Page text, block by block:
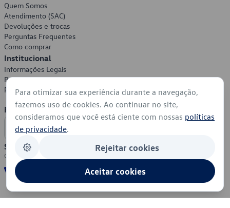
Quem Somos
Atendimento (SAC)
Devoluções e trocas
Perguntas Frequentes
Como comprar
Institucional
Informações Legais
Política de Privacidade
Política de Cookies
Formas de Pagamento
Segurança
Para otimizar sua experiência durante a navegação,
fazemos uso de cookies. Ao continuar no site,
consideramos que você está ciente com nossas políticas
de privacidade.
Rejeitar cookies
Aceitar cookies